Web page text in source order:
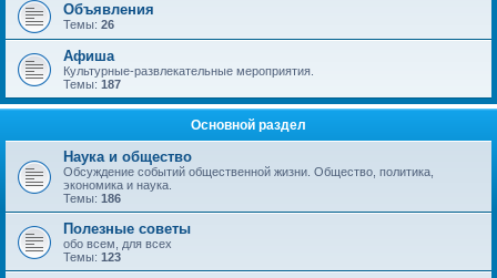
Объявления
Темы: 26
Афиша
Культурные-развлекательные мероприятия.
Темы: 187
Основной раздел
Наука и общество
Обсуждение событий общественной жизни. Общество, политика,
экономика и наука.
Темы: 186
Полезные советы
обо всем, для всех
Темы: 123